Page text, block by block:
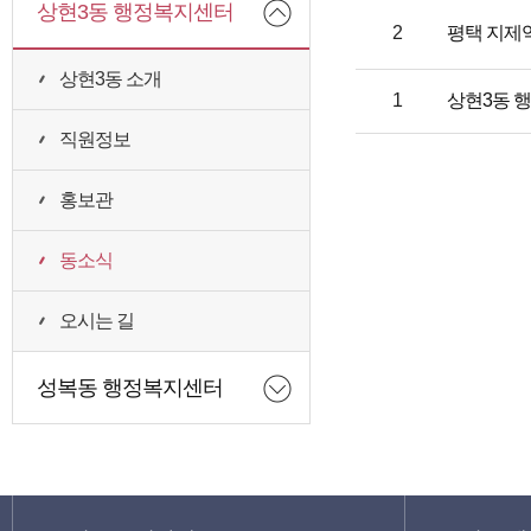
상현3동 행정복지센터
상현3동 소개
직원정보
홍보관
동소식
오시는 길
성복동 행정복지센터
2 평택 지제
1 상현3동